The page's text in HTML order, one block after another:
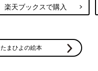
楽天ブックスで購入
たまひよの絵本